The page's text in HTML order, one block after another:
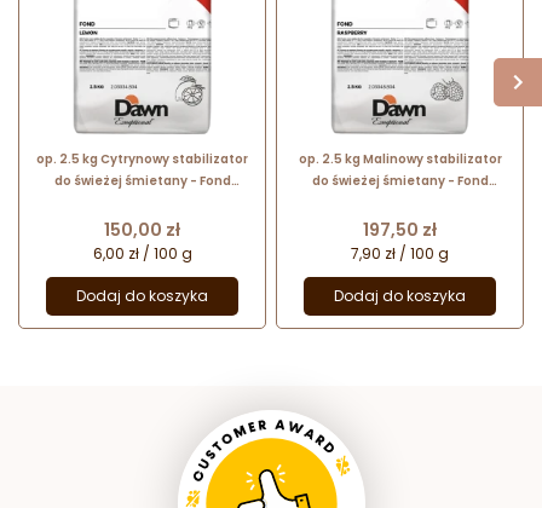
op. 2.5 kg Cytrynowy stabilizator
do świeżej śmietany - Fond
2.03034.804
Cena
150,00 zł
6,00 zł / 100 g
Dodaj do koszyka
op. 2.5 kg Malinowy stabilizator
do świeżej śmietany - Fond
kat. 2.03048.804
Cena
197,50 zł
7,90 zł / 100 g
Dodaj do koszyka